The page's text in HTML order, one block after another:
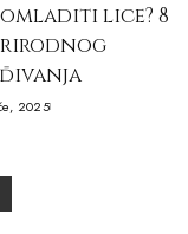
lice? 8
2025